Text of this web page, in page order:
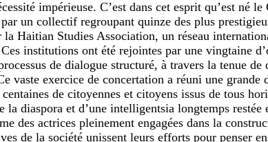
impérieuse. C’est dans cet esprit qu’est né le
un collectif regroupant quinze des plus
Haitian Studies Association, un réseau
institutions ont été rejointes par une vingtaine
de dialogue structuré, à travers la tenue de
vaste exercice de concertation a réuni une grande
de citoyennes et citoyens issus de tous
diaspora et d’une intelligentsia longtemps restée
des actrices pleinement engagées dans la
de la société unissent leurs efforts pour penser